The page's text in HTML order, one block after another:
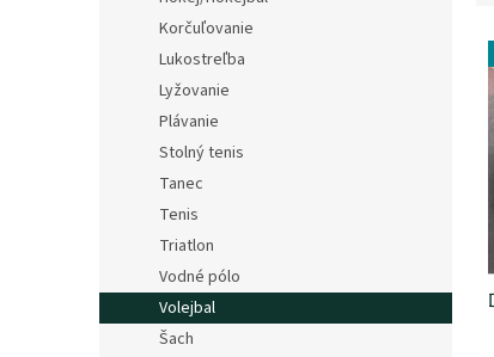
Korčuľovanie
Lukostreľba
Lyžovanie
Plávanie
Stolný tenis
Tanec
Tenis
Triatlon
Vodné pólo
Volejbal
Šach
nV
p